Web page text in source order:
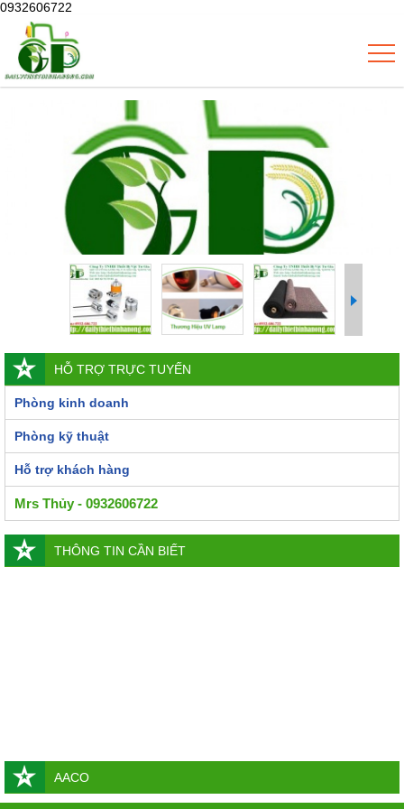
0932606722
HỖ TRỢ TRỰC TUYẾN
Phòng kinh doanh
Phòng kỹ thuật
Hỗ trợ khách hàng
Mrs Thủy - 0932606722
THÔNG TIN CẦN BIẾT
AACO